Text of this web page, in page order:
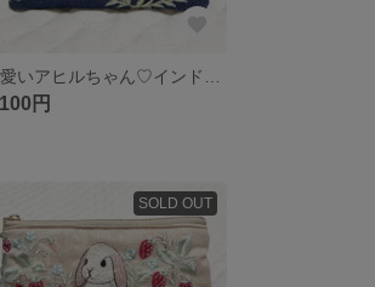
円
SOLD OUT